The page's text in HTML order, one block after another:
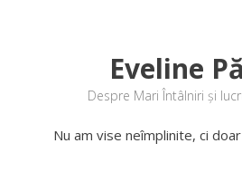
Eveline
Despre Mari Întâlniri și
Nu am vise neîmplinite, ci